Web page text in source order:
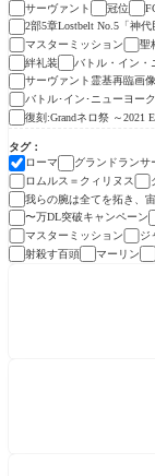
サーヴァント
冠位
2部5章Lostbelt No.5「神
ス」
マスターミッション 聖
絆礼装
バトル・イン・
サーヴァント霊基再臨画
バトル･イン･ニューヨー
復刻:Grandネロ祭 ～2021
タグ
ローマ
グランドランサ
ロムルス＝クィリヌス
我らの腕は全てを拓き、
〜万DL突破キャンペーン
マスターミッション
ジ
射殺す百頭
マーリン
バトル･イン･ニューヨ